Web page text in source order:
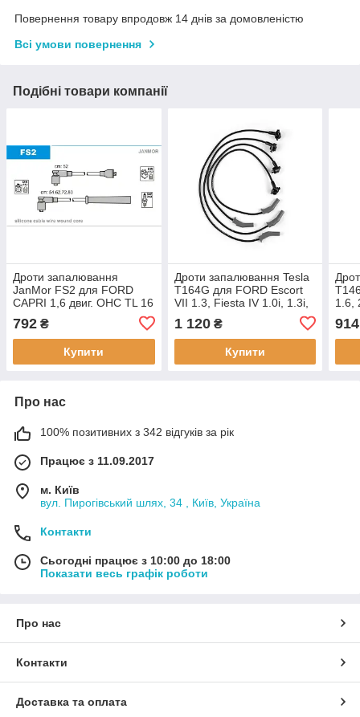
Повернення товару впродовж 14 днів за домовленістю
Всі умови повернення
Подібні товари компанії
Дроти запалювання
JanMor FS2 для FORD
CAPRI 1,6 двиг. OHC TL 16
CORTINA 1,6 GT двиг.
LCJ, ESCORT 1,3 двиг.
792 ₴
Купити
Дроти запалювання Tesla
T164G для FORD Escort
VII 1.3, Fiesta IV 1.0i, 1.3i,
1 120₴
Купити
1.6,
914
Про нас
100% позитивних з 342 відгуків за рік
Працює з 11.09.2017
м. Київ
вул. Пирогівський шлях, 34 , Київ, Україна
Контакти
Сьогодні працює з 10:00 до 18:00
Показати весь графік роботи
Про нас
Контакти
Доставка та оплата